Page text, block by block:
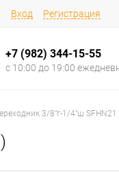
Вход Регистрация
+7 (982) 344-15-55
с 10:00 до 19:00
3/8"г-1/4"ш SFHN21